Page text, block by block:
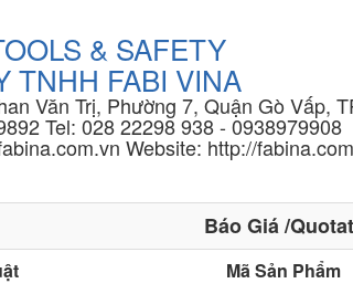
& SAFETY
TNHH FABI VINA
Văn Trị, Phường 7, Quận Gò Vấp,
Tel: 028 22298 938 - 0938979908
Website: http://
Báo Giá /
Mã Sản Phẩm